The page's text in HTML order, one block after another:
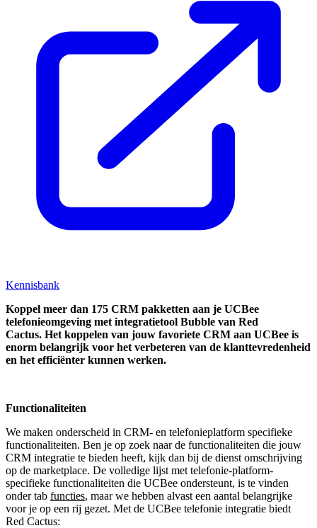
Kennisbank
Koppel meer dan 175 CRM pakketten aan je UCBee
telefonieomgeving met integratietool Bubble van Red
Cactus. Het koppelen van jouw favoriete CRM aan UCBee is
enorm belangrijk voor het verbeteren van de klanttevredenheid
en het efficiënter kunnen werken.
Functionaliteiten
We maken onderscheid in CRM- en telefonieplatform specifieke
functionaliteiten. Ben je op zoek naar de functionaliteiten die jouw
CRM integratie te bieden heeft, kijk dan bij de dienst omschrijving
op de marketplace. De volledige lijst met telefonie-platform-
specifieke functionaliteiten die UCBee ondersteunt, is te vinden
onder tab functies, maar we hebben alvast een aantal belangrijke
voor je op een rij gezet. Met de UCBee telefonie integratie biedt
Red Cactus: